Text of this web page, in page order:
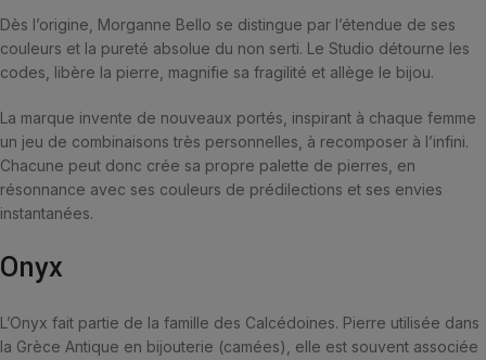
Dès l’origine, Morganne Bello se distingue par l’étendue de ses
couleurs et la pureté absolue du non serti. Le Studio détourne les
codes, libère la pierre, magnifie sa fragilité et allège le bijou.
La marque invente de nouveaux portés, inspirant à chaque femme
un jeu de combinaisons très personnelles, à recomposer à l’infini.
Chacune peut donc crée sa propre palette de pierres, en
résonnance avec ses couleurs de prédilections et ses envies
instantanées.
Onyx
L’Onyx fait partie de la famille des Calcédoines. Pierre utilisée dans
la Grèce Antique en bijouterie (camées), elle est souvent associée